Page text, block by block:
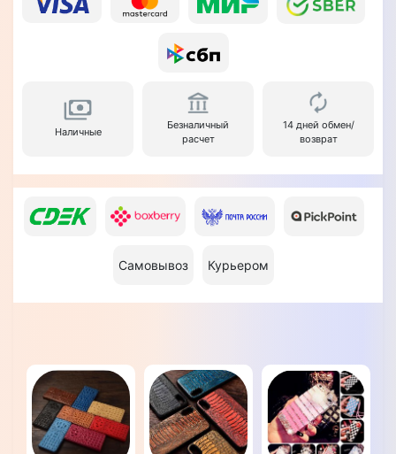
Наличные
Безналичный
расчет
14 дней обмен/
возврат
Самовывоз Курьером